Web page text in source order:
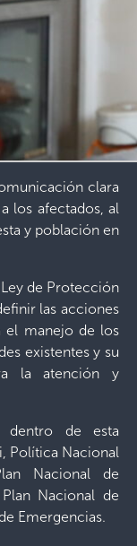
clara
los afectados, al
y población en
de Protección
las acciones
el manejo de los
existentes y su
la atención y
dentro de esta
Política Nacional
Nacional de
Nacional de
Emergencias.